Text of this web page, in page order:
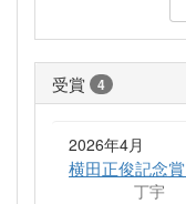
受賞 4
2026年4月
横田正俊記念
丁宇